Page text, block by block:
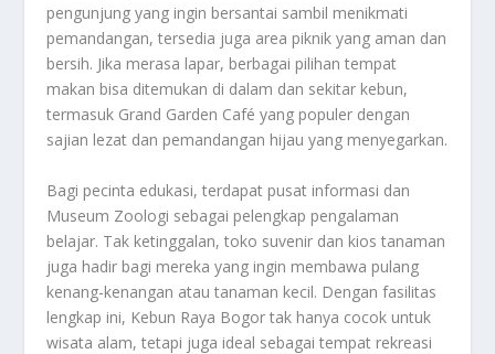
pengunjung yang ingin bersantai sambil menikmati
pemandangan, tersedia juga area piknik yang aman dan
bersih. Jika merasa lapar, berbagai pilihan tempat
makan bisa ditemukan di dalam dan sekitar kebun,
termasuk Grand Garden Café yang populer dengan
sajian lezat dan pemandangan hijau yang menyegarkan.
Bagi pecinta edukasi, terdapat pusat informasi dan
Museum Zoologi sebagai pelengkap pengalaman
belajar. Tak ketinggalan, toko suvenir dan kios tanaman
juga hadir bagi mereka yang ingin membawa pulang
kenang-kenangan atau tanaman kecil. Dengan fasilitas
lengkap ini, Kebun Raya Bogor tak hanya cocok untuk
wisata alam, tetapi juga ideal sebagai tempat rekreasi